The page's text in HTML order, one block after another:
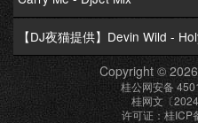
【DJ夜猫提供】Devin Wild -
Copyright ©
桂公网安备
桂网文〔
许可证：桂ICP